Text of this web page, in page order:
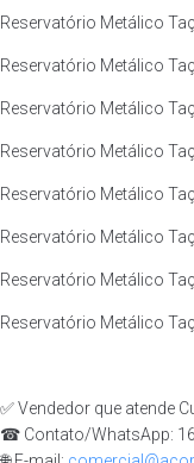
Reservatório Metálico
Reservatório Metálico
Reservatório Metálico
Reservatório Metálico
Reservatório Metálico
Reservatório Metálico
Reservatório Metálico
Reservatório Metálico
✅ Vendedor que atende
☎ Contato/WhatsApp: